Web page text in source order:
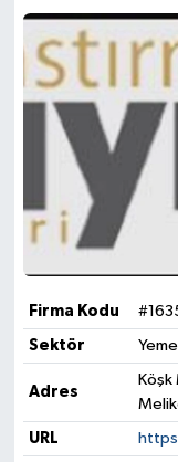
Firma Kodu
Sektör
Adres
Köşk
URL